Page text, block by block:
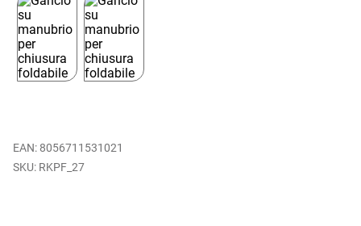
EAN: 8056711531021
RKPF_27